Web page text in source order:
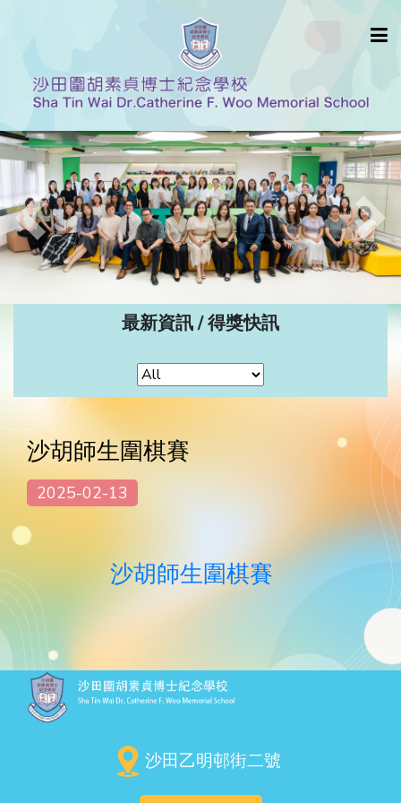
Previous Next
最新資訊 / 得獎快訊
沙胡師生圍棋賽
2025-02-13
沙胡師生圍棋賽
沙田乙明邨街二號